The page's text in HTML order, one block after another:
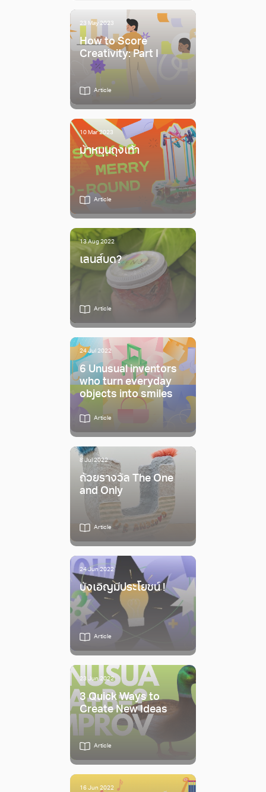
23 May 2023
How to Score
Creativity: Part I
Article
10 Mar 2023
ม้าหมุนถุงเท้า
Article
13 Aug 2022
เลนส์บด?
Article
24 Jul 2022
6 Unusual inventors
who turn everyday
objects into smiles
Article
8 Jul 2022
ถ้วยรางวัล The One
and Only
Article
24 Jun 2022
บังเอิญมีประโยชน์ !
Article
23 Jun 2022
3 Quick Ways to
Create New Ideas
Article
16 Jun 2022